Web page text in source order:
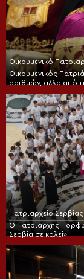
Οικουμενικό
Οικουμενικός
αριθμών, αλλά από
Πατριαρχείο Σερβίας
Ο Πατριάρχης
Σερβία σε καλεί»